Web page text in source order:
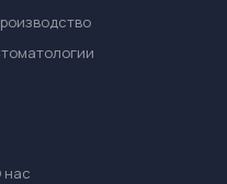
нас